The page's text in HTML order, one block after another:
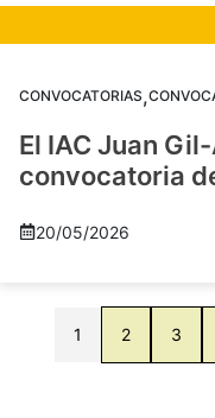
CONVOCATORIAS,
El IAC Juan
convocatoria
20/05/2026
1 2 3